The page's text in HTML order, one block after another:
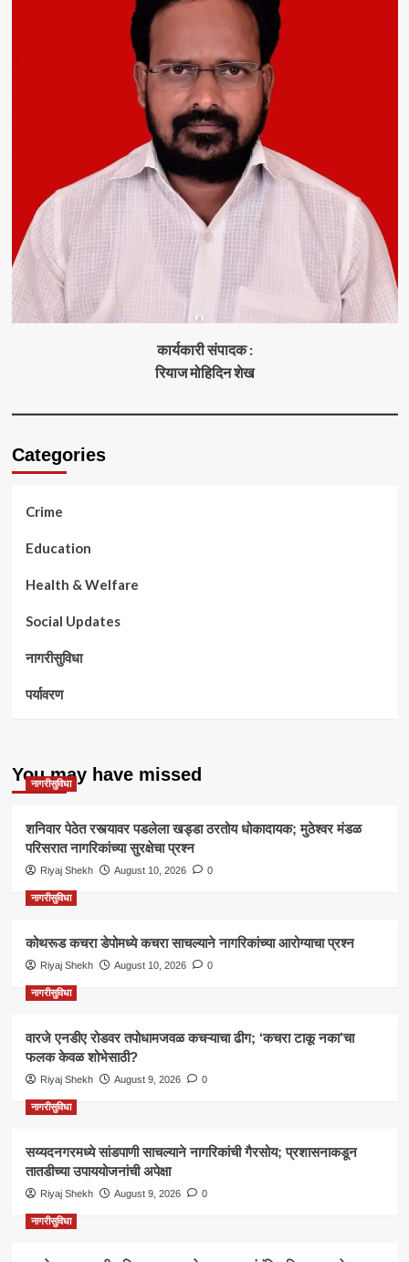
कार्यकारी संपादक :
रियाज मोहिदिन शेख
Categories
Crime
Education
Health & Welfare
Social Updates
नागरीसुविधा
पर्यावरण
You may have missed
नागरीसुविधा
शनिवार पेठेत रस्त्यावर पडलेला खड्डा ठरतोय धोकादायक; मुठेश्वर मंडळ
परिसरात नागरिकांच्या सुरक्षेचा प्रश्न
Riyaj Shekh August 10, 2026 0
नागरीसुविधा
कोथरूड कचरा डेपोमध्ये कचरा साचल्याने नागरिकांच्या आरोग्याचा प्रश्न
Riyaj Shekh August 10, 2026 0
नागरीसुविधा
वारजे एनडीए रोडवर तपोधामजवळ कचऱ्याचा ढीग; ‘कचरा टाकू नका’चा
फलक केवळ शोभेसाठी?
Riyaj Shekh August 9, 2026 0
नागरीसुविधा
सय्यदनगरमध्ये सांडपाणी साचल्याने नागरिकांची गैरसोय; प्रशासनाकडून
तातडीच्या उपाययोजनांची अपेक्षा
Riyaj Shekh August 9, 2026 0
नागरीसुविधा